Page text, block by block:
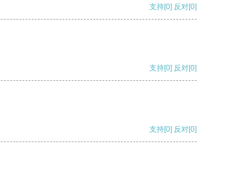
支持[0] 反对[0]
支持[0] 反对[0]
支持[0] 反对[0]